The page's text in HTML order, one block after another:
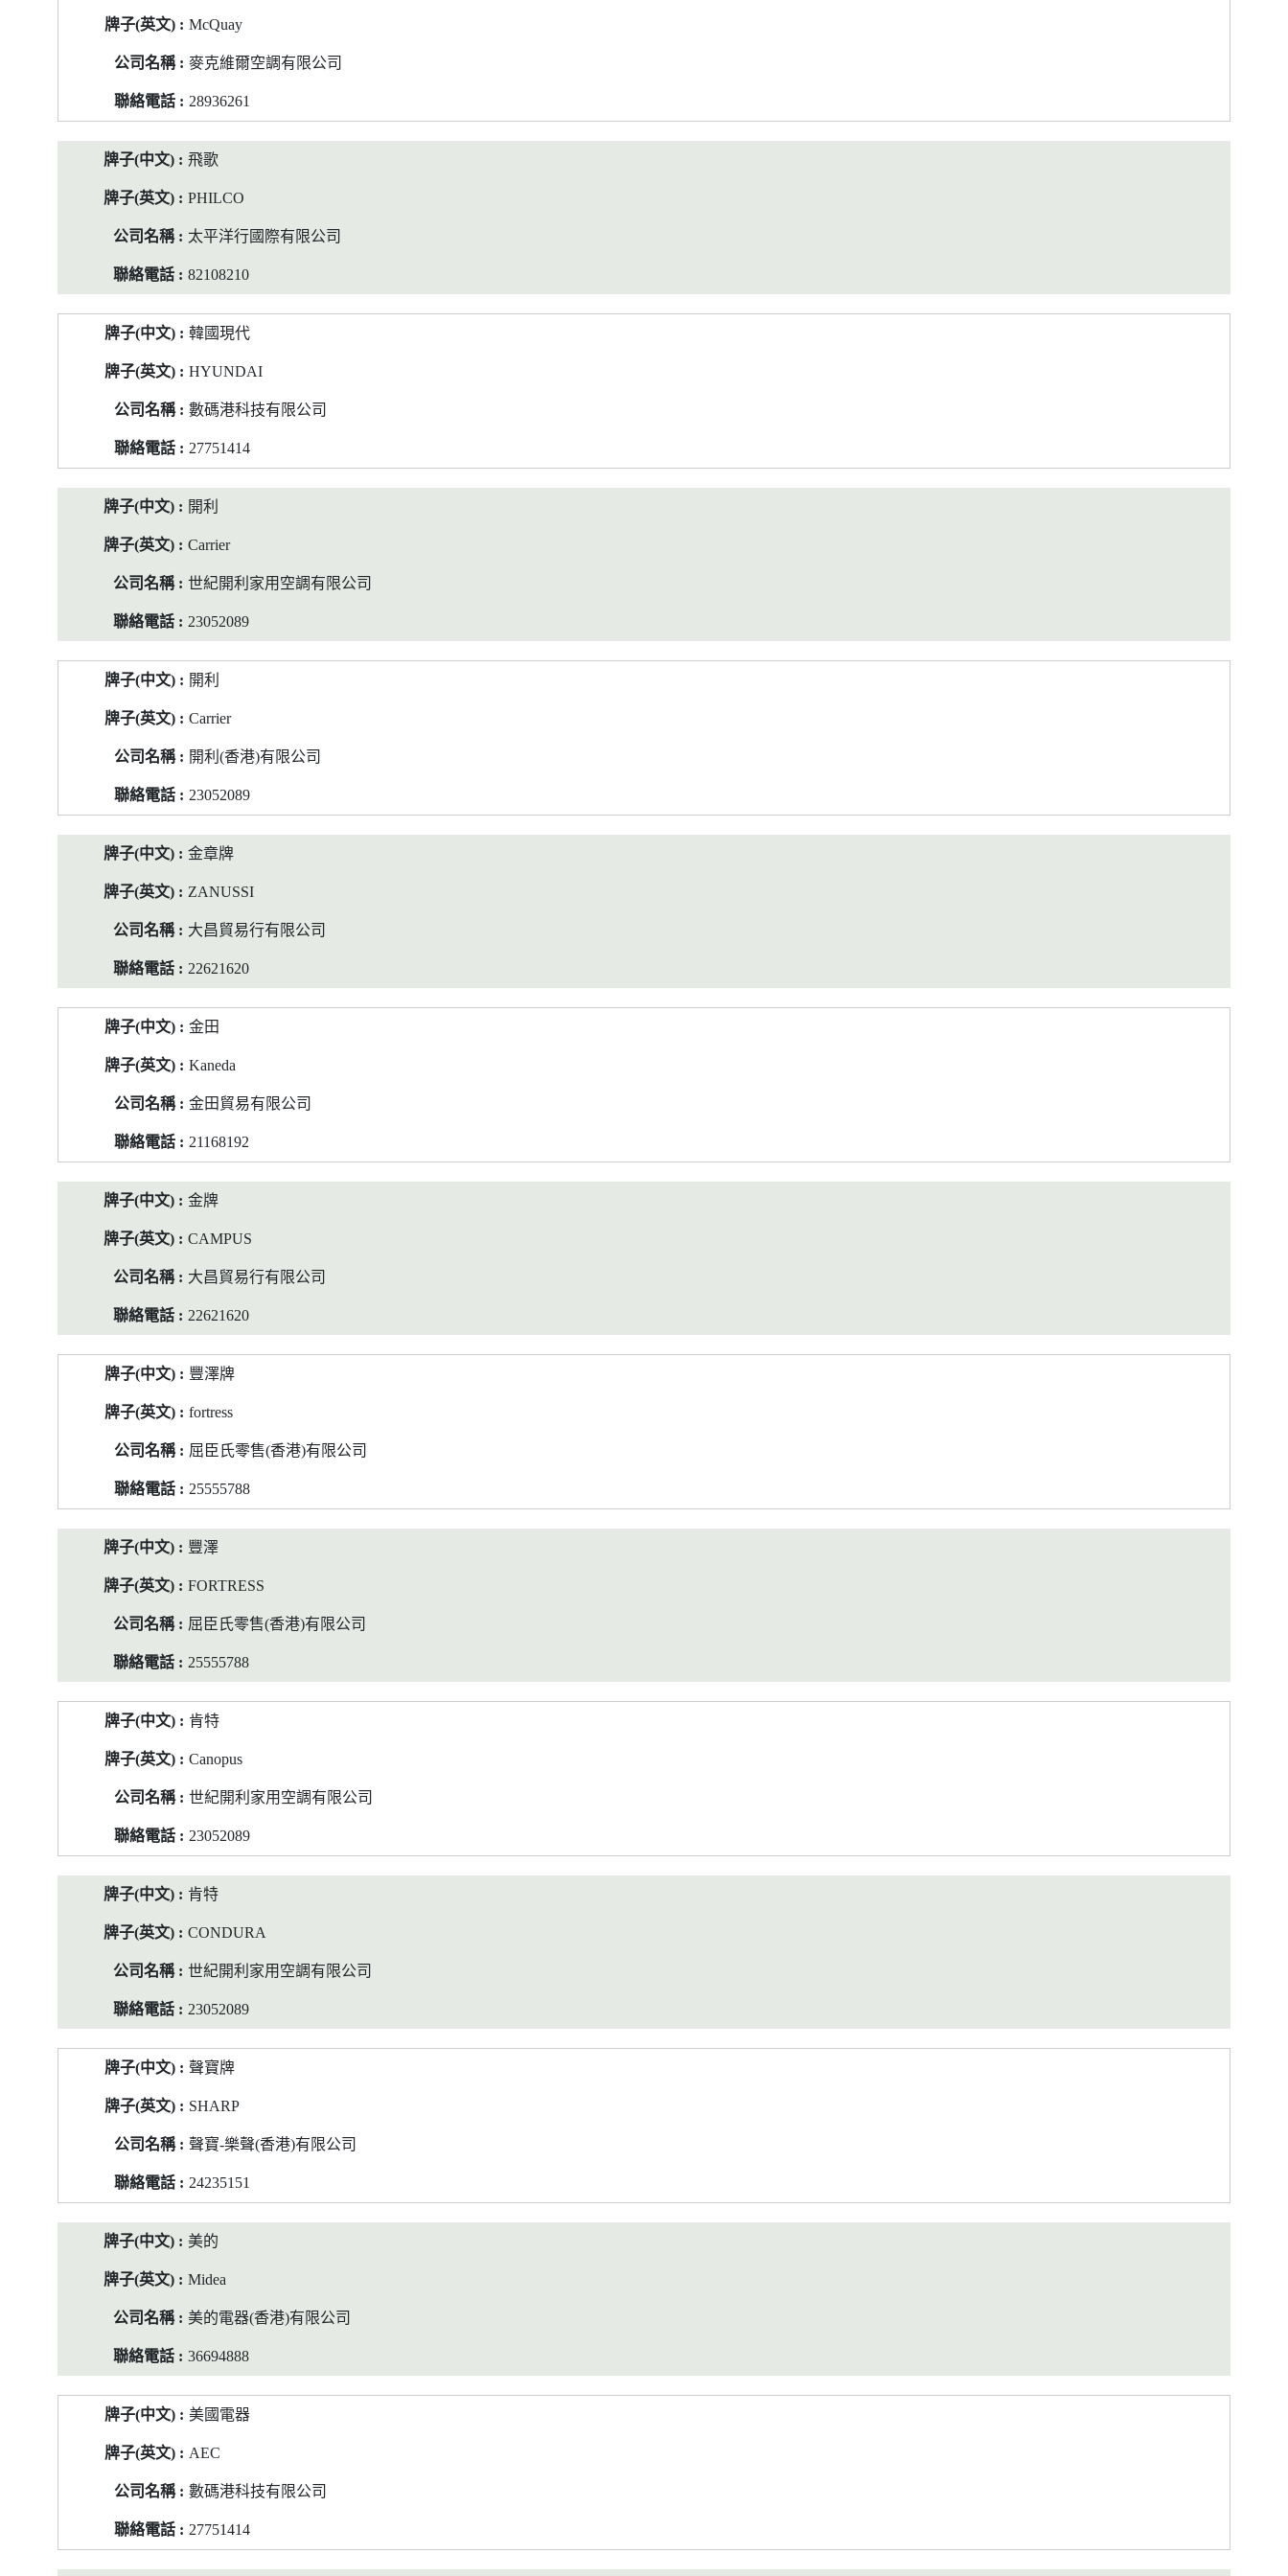
的
稱/
McQuay
麥克維爾空調有限公司
28936261
飛歌
PHILCO
太平洋行國際有限公司
82108210
韓國現代
HYUNDAI
數碼港科技有限公司
27751414
開利
Carrier
世紀開利家用空調有限公司
23052089
開利
Carrier
開利(香港)有限公司
23052089
金章牌
ZANUSSI
大昌貿易行有限公司
22621620
金田
Kaneda
金田貿易有限公司
21168192
金牌
CAMPUS
大昌貿易行有限公司
22621620
豐澤牌
fortress
屈臣氏零售(香港)有限公司
25555788
豐澤
FORTRESS
屈臣氏零售(香港)有限公司
25555788
肯特
Canopus
世紀開利家用空調有限公司
23052089
肯特
CONDURA
世紀開利家用空調有限公司
23052089
聲寶牌
SHARP
聲寶-樂聲(香港)有限公司
24235151
美的
Midea
美的電器(香港)有限公司
36694888
美國電器
AEC
數碼港科技有限公司
27751414